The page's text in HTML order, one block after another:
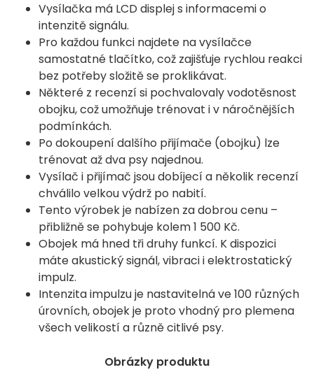
Vysílačka má LCD displej s informacemi o
intenzitě signálu.
Pro každou funkci najdete na vysílačce
samostatné tlačítko, což zajišťuje rychlou reakci
bez potřeby složitě se proklikávat.
Některé z recenzí si pochvalovaly vodotěsnost
obojku, což umožňuje trénovat i v náročnějších
podmínkách.
Po dokoupení dalšího přijímače (obojku) lze
trénovat až dva psy najednou.
Vysílač i přijímač jsou dobíjecí a několik recenzí
chválilo velkou výdrž po nabití.
Tento výrobek je nabízen za dobrou cenu –
přibližně se pohybuje kolem 1 500 Kč.
Obojek má hned tři druhy funkcí. K dispozici
máte akustický signál, vibraci i elektrostatický
impulz.
Intenzita impulzu je nastavitelná ve 100 různých
úrovních, obojek je proto vhodný pro plemena
všech velikostí a různě citlivé psy.
Obrázky produktu